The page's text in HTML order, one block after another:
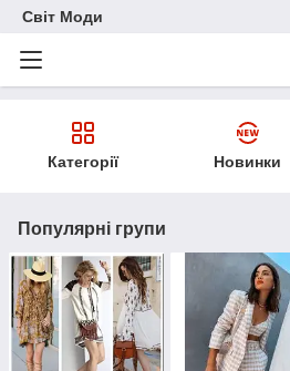
Світ Моди
Категорії Новинки
Популярні групи